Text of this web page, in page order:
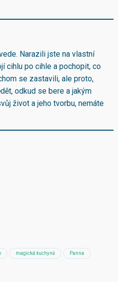
Narazili jste na vlastní
cihlu po cihle a pochopit, co
se zastavili, ale proto,
odkud se bere a jakým
život a jeho tvorbu, nemáte
magická kuchyně Panna